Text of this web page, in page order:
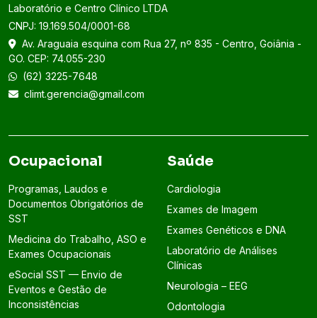
Laboratório e Centro Clínico LTDA
CNPJ: 19.169.504/0001-68
Av. Araguaia esquina com Rua 27, nº 835 - Centro, Goiânia -
GO. CEP: 74.055-230
(62) 3225-7648
climt.gerencia@gmail.com
Ocupacional
Programas, Laudos e
Documentos Obrigatórios de
SST
Medicina do Trabalho, ASO e
Exames Ocupacionais
eSocial SST — Envio de
Eventos e Gestão de
Inconsistências
Saúde
Cardiologia
Exames de Imagem
Exames Genéticos e DNA
Laboratório de Análises
Clínicas
Neurologia – EEG
Odontologia